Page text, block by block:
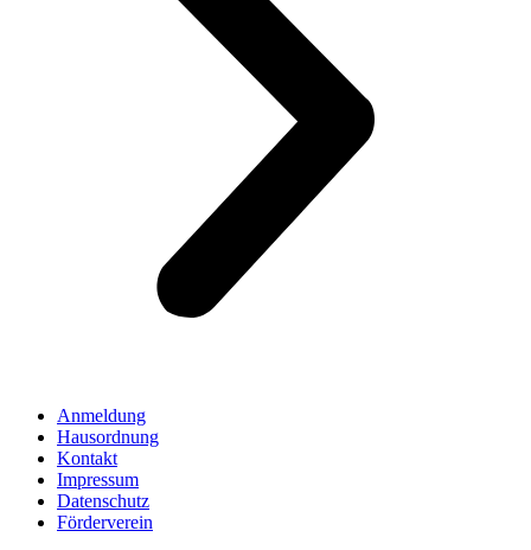
Anmeldung
Hausordnung
Kontakt
Impressum
Datenschutz
Förderverein